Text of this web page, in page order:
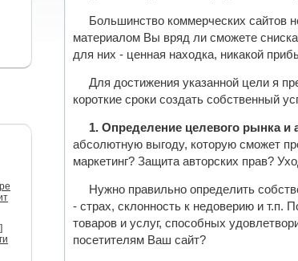
Большинство коммерческих сайтов
материалом Вы вряд ли сможете
для них - ценная находка, никакой
Для достижения указанной цели я
короткие сроки создать собственный
1. Определение целевого рынка
абсолютную выгоду, которую сможет
маркетинг? Защита авторских прав?
Нужно правильно определить
- страх, склонность к недоверию и т.п.
товаров и услуг, способных
посетителям Ваш сайт?